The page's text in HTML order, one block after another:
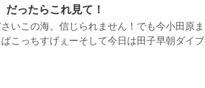
だったらこれ見て！
いこの海。信じられません！でも今小田原ま
こっちすげぇーそして今日は田子早朝ダイブ